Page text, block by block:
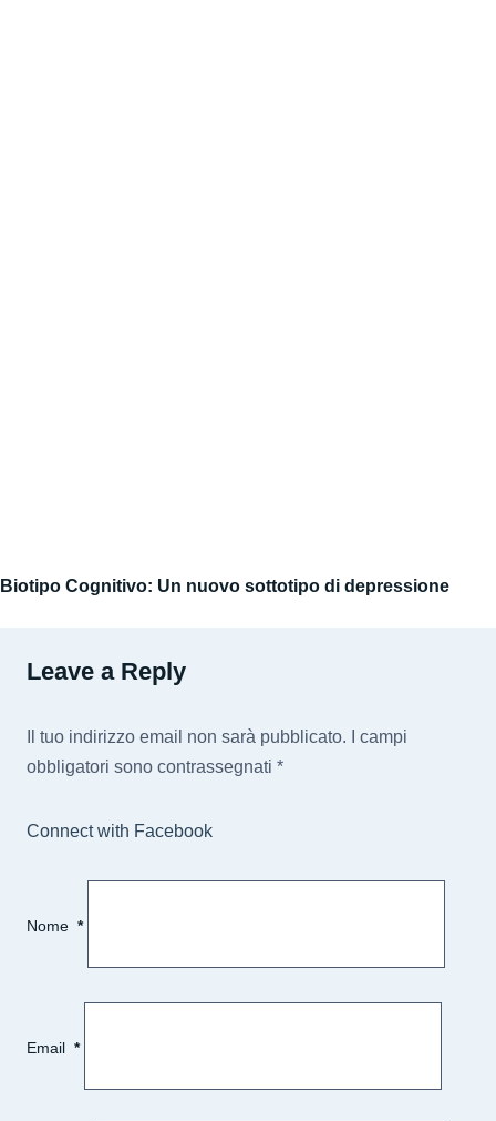
Biotipo Cognitivo: Un nuovo sottotipo di depressione
Leave a Reply
Il tuo indirizzo email non sarà pubblicato.
I campi
obbligatori sono contrassegnati *
Connect with Facebook
Nome *
Email *